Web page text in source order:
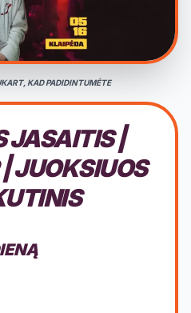
KAD PADIDINTUMĖTE
JASAITIS |
JUOKSIUOS